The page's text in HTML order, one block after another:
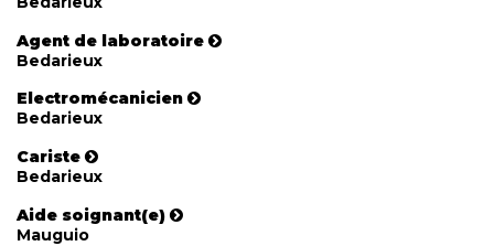
Agent de laboratoire
Bedarieux
Electromécanicien
Bedarieux
Cariste
Bedarieux
Aide soignant(e)
Mauguio